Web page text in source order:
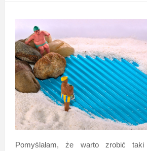
Pomyślałam, że warto zrobić